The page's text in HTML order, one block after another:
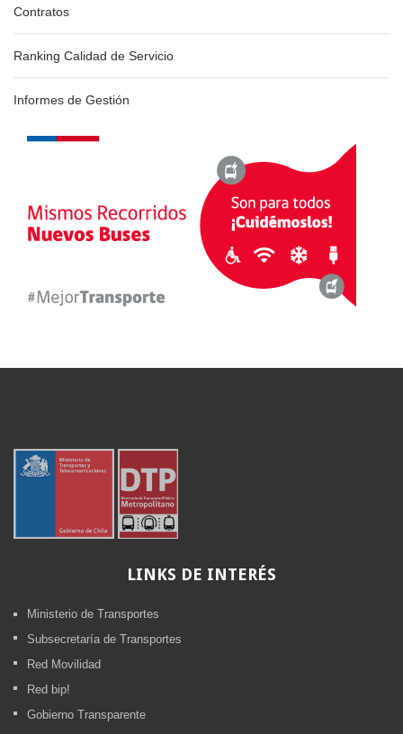
Contratos
Ranking Calidad de Servicio
Informes de Gestión
LINKS DE INTERÉS
Ministerio de Transportes
Subsecretaría de Transportes
Red Movilidad
Red bip!
Gobierno Transparente